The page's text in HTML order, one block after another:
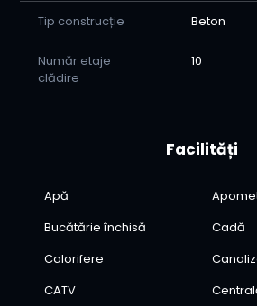
Tip construcție Beton
Număr etaje
clădire
10
Facilități
Apă
Bucătărie închisă
Cadă
Calorifere
CATV